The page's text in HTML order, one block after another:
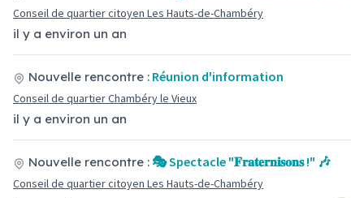
il y a environ un an
Conseil de quartier citoyen Les Hauts-de-Chambéry
il y a environ un an
Nouvelle rencontre : Réunion d'information
Conseil de quartier Chambéry le Vieux
Nouvelle rencontre : 🎭 Spectacle "𝐅𝐫𝐚𝐭𝐞𝐫𝐧𝐢𝐬𝐨𝐧𝐬 !" 🎶
Conseil de quartier citoyen Les Hauts-de-Chambéry